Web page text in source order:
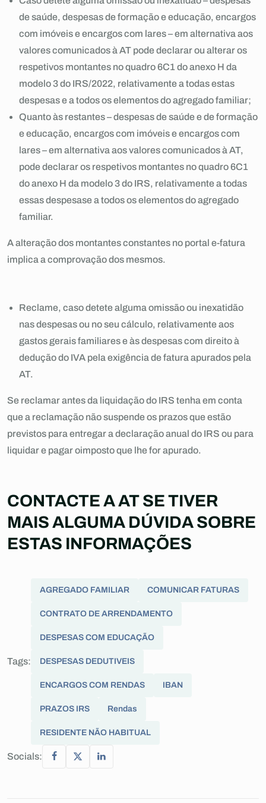
de saúde, despesas de formação e educação, encargos
com imóveis e encargos com lares – em alternativa aos
valores comunicados à AT pode declarar ou alterar os
respetivos montantes no quadro 6C1 do anexo H da
modelo 3 do IRS/2022, relativamente a todas estas
despesas e a todos os elementos do agregado familiar;
Quanto às restantes – despesas de saúde e de formação
e educação, encargos com imóveis e encargos com
lares – em alternativa aos valores comunicados à AT,
pode declarar os respetivos montantes no quadro 6C1
do anexo H da modelo 3 do IRS, relativamente a todas
essas despesase a todos os elementos do agregado
familiar.
A alteração dos montantes constantes no portal e-fatura
implica a comprovação dos mesmos.
Reclame, caso detete alguma omissão ou inexatidão
nas despesas ou no seu cálculo, relativamente aos
gastos gerais familiares e às despesas com direito à
dedução do IVA pela exigência de fatura apurados pela
AT.
Se reclamar antes da liquidação do IRS tenha em conta
que a reclamação não suspende os prazos que estão
previstos para entregar a declaração anual do IRS ou para
liquidar e pagar oimposto que lhe for apurado.
CONTACTE A AT SE TIVER
MAIS ALGUMA DÚVIDA SOBRE
ESTAS INFORMAÇÕES
Tags:
AGREGADO FAMILIAR COMUNICAR FATURAS
CONTRATO DE ARRENDAMENTO
DESPESAS COM EDUCAÇÃO
DESPESAS DEDUTIVEIS
ENCARGOS COM RENDAS IBAN
PRAZOS IRS Rendas
RESIDENTE NÃO HABITUAL
Socials: